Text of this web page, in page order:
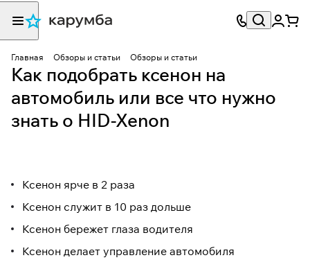
Главная Обзоры и статьи Обзоры и статьи
Как подобрать ксенон на
автомобиль или все что нужно
знать о HID-Xenon
Ксенон ярче в 2 раза
Ксенон служит в 10 раз дольше
Ксенон бережет глаза водителя
Ксенон делает управление автомобиля